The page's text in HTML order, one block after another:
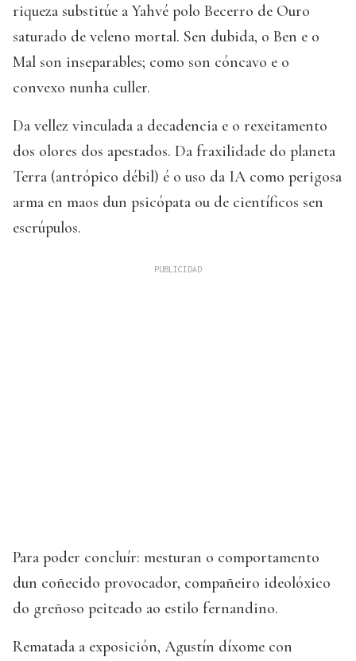
riqueza substitúe a Yahvé polo Becerro de Ouro
saturado de veleno mortal. Sen dubida, o Ben e o
Mal son inseparables; como son cóncavo e o
convexo nunha culler.
Da vellez vinculada a decadencia e o rexeitamento
dos olores dos apestados. Da fraxilidade do planeta
Terra (antrópico débil) é o uso da IA como perigosa
arma en maos dun psicópata ou de científicos sen
escrúpulos.
Para poder concluír: mesturan o comportamento
dun coñecido provocador, compañeiro ideolóxico
do greñoso peiteado ao estilo fernandino.
Rematada a exposición, Agustín díxome con